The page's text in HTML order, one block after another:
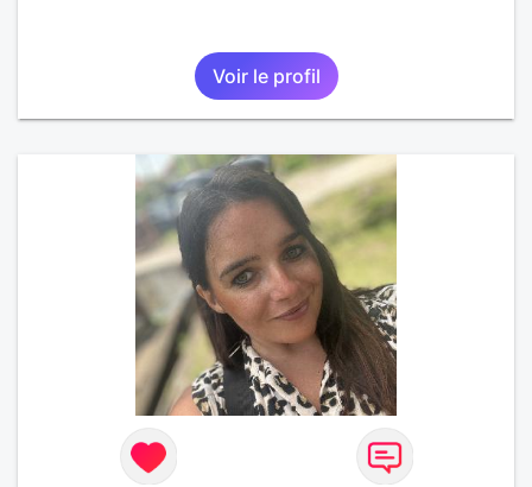
Voir le profil